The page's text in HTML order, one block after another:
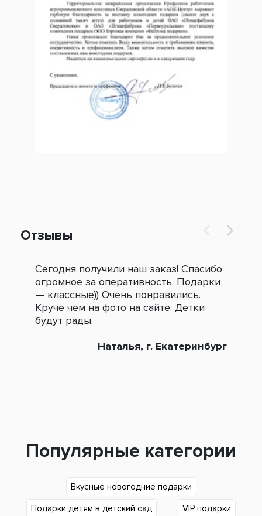
Отзывы
Сегодня получили наш заказ! Спасибо
огромное за оперативность. Подарки
— классные)) Очень понравились.
Круче чем на фото на сайте. Детки
будут рады.
Наталья, г. Екатеринбург
Популярные категории
Вкусные новогодние подарки
Подарки детям в детский сад VIP подарки